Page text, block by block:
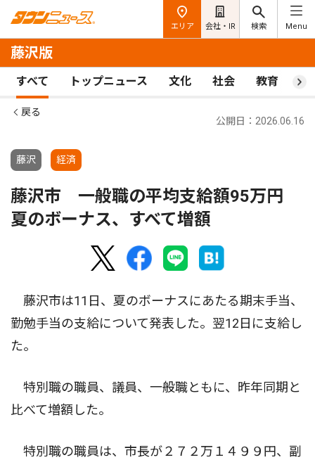
エリア 会社・IR 検索 Menu
藤沢版
すべて トップニュース 文化 社会 教育 ス
戻る
藤沢 経済
公開日：2026.06.16
藤沢市 一般職の平均支給額95万円
夏のボーナス、すべて増額
藤沢市は11日、夏のボーナスにあたる期末手当、
勤勉手当の支給について発表した。翌12日に支給し
た。
特別職の職員、議員、一般職ともに、昨年同期と
比べて増額した。
特別職の職員は、市長が２７２万１４９９円、副